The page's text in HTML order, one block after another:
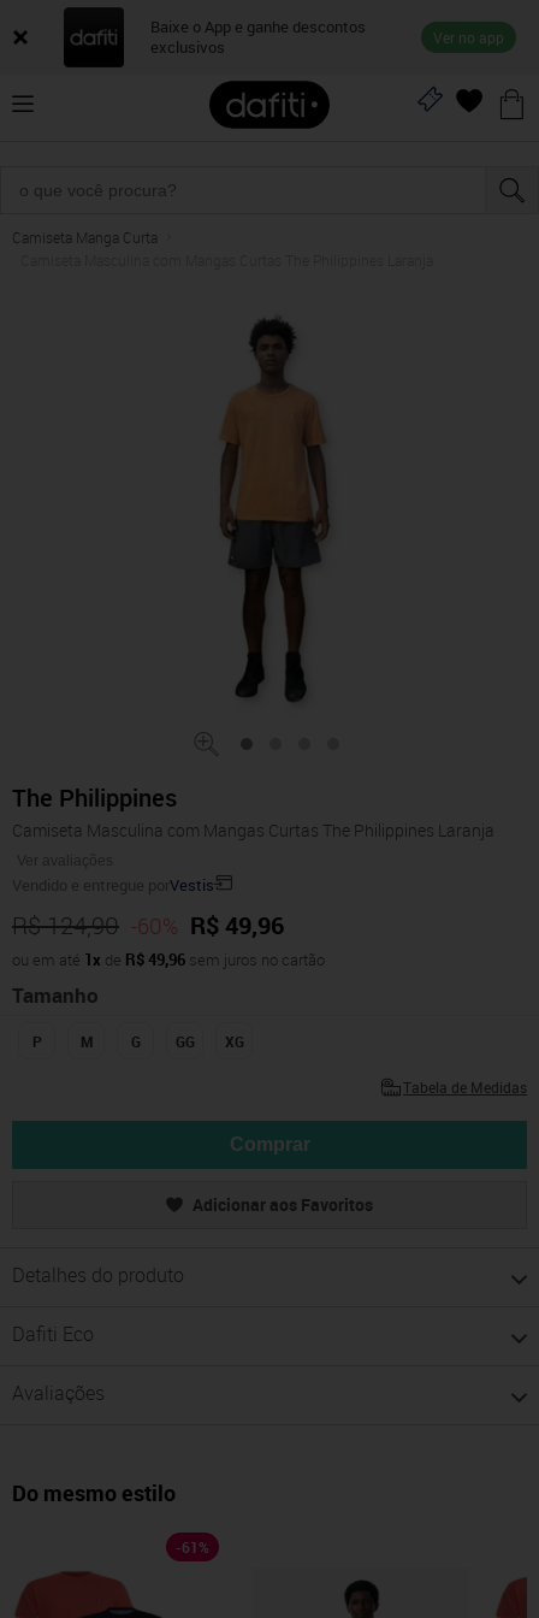
Baixe o App e ganhe descontos
exclusivos
Ver no app
Camiseta Manga Curta
The Philippines
Camiseta Masculina com Mangas Curtas The Philippines Laranja
Ver avaliações
Vendido e entregue porVestis
R$ 124,90 -60% R$ 49,96
ou em até 1x de R$ 49,96 sem juros no cartão
Tamanho
P M G GG XG
Tabela de Medidas
Comprar
Adicionar aos Favoritos
Detalhes do produto
Dafiti Eco
Avaliações
Do mesmo estilo
-61 %